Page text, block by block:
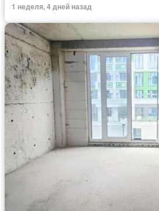
1 неделя, 4 дней назад